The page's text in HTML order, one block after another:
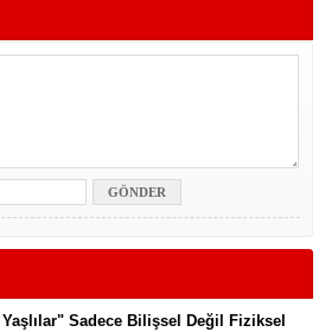
Sadece Bilişsel Değil Fiziksel